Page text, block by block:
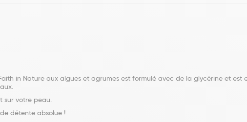
in Nature aux algues et agrumes est formulé avec de la glycérine et est
sur votre peau.
détente absolue !